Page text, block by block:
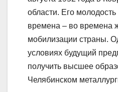
области. Его
времена – во времена
мобилизации страны.
условиях будущий
получить высшее
Челябинском